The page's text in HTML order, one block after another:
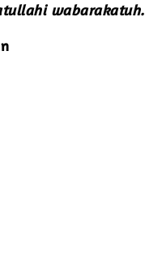
wabarakatuh.